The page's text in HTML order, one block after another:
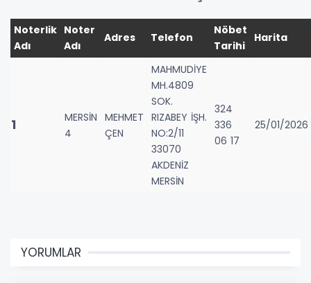
Noterlik
Adı
Noter
Adı
Adres Telefon
Nöbet
Tarihi
Harita
1
MERSİN
4
MEHMET
ÇEN
MAHMUDİYE
MH.4809
SOK.
RIZABEY İŞH.
NO:2/11
33070
AKDENİZ
MERSİN
324
336
06 17
25/01/2026
YORUMLAR